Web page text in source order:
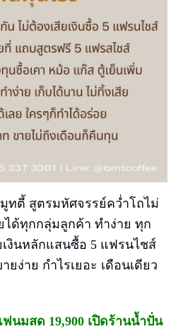
ทตี้ สูตรมหัศจรรย์คว่ำโถไม่
ด้ทุกกลุ่มลูกค้า ทำง่าย ทุก
งินหลักแสนซื้อ 5 แฟรนไชส์
ง่าย กำไรเยอะ เดือนเดียว
นมสด 19,900 เปิดร้านน้ำปั่น